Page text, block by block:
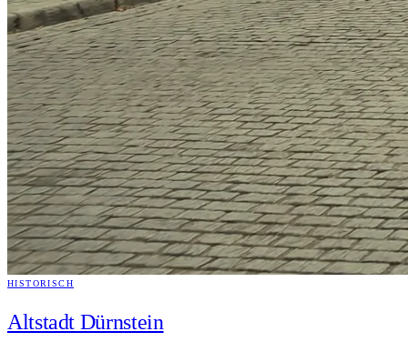
HISTORISCH
Altstadt Dürnstein